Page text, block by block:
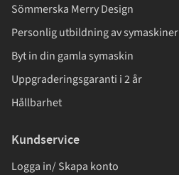
Sömmerska Merry Design
Personlig utbildning av symaskiner
Byt in din gamla symaskin
Uppgraderingsgaranti i 2 år
Hållbarhet
Kundservice
Logga in/ Skapa konto